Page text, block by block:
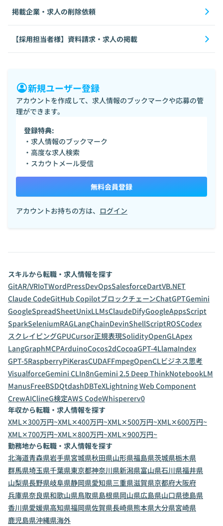
掲載企業・求人の削除依頼
【採用担当者様】資料請求・求人の掲載
新規ユーザー登録
アカウントを作成して、求人情報のブックマークや応募の管
理ができます。
登録特典:
・求人情報のブックマーク
・高度な求人検索
・スカウトメール受信
無料会員登録
アカウントお持ちの方は、 ログイン
スキルから転職・求人情報を探す
GitAR/VRIoTWordPressDevOpsSalesforceDartVB.NET
Claude CodeGitHub CopilotブロックチェーンChatGPTGemini
GoogleSpreadSheetUnixLLMsClaudeDifyGoogleAppsScript
SparkSeleniumRAGLangChainDevinShellScriptROSCodex
スクレイピングGPUCursor正規表現SolidityOpenGLApex
LangGraphMCPArduinoCocos2dCocoaGPT-4LlamaIndex
GPT-5RaspberryPiKerasCUDAFFmpegOpenCLビジネス思考
VisualforceGemini CLIn8nGemini 2.5 Deep ThinkNotebookLM
ManusFreeBSDQtdashDBTeXLightning Web Component
CrewAIClineG検定AWS CodeWhispererv0
年収から転職・求人情報を探す
XML✕300万円~XML✕400万円~XML✕500万円~XML✕600万円~
XML✕700万円~XML✕800万円~XML✕900万円~
勤務地から転職・求人情報を探す
北海道青森県岩手県宮城県秋田県山形県福島県茨城県栃木県
群馬県埼玉県千葉県東京都神奈川県新潟県富山県石川県福井県
山梨県長野県岐阜県静岡県愛知県三重県滋賀県京都府大阪府
兵庫県奈良県和歌山県鳥取県島根県岡山県広島県山口県徳島県
香川県愛媛県高知県福岡県佐賀県長崎県熊本県大分県宮崎県
鹿児島県沖縄県海外